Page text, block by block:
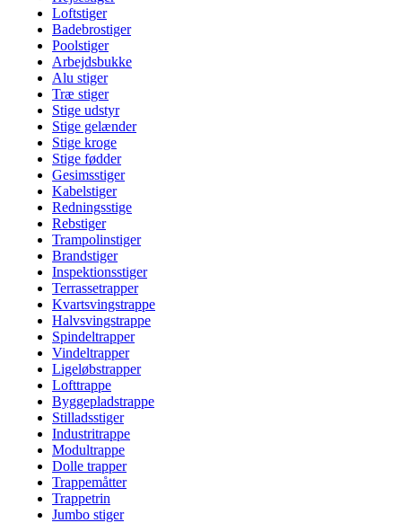
Loftstiger
Badebrostiger
Poolstiger
Arbejdsbukke
Alu stiger
Træ stiger
Stige udstyr
Stige gelænder
Stige kroge
Stige fødder
Gesimsstiger
Kabelstiger
Redningsstige
Rebstiger
Trampolinstiger
Brandstiger
Inspektionsstiger
Terrassetrapper
Kvartsvingstrappe
Halvsvingstrappe
Spindeltrapper
Vindeltrapper
Ligeløbstrapper
Lofttrappe
Byggepladstrappe
Stilladsstiger
Industritrappe
Modultrappe
Dolle trapper
Trappemåtter
Trappetrin
Jumbo stiger